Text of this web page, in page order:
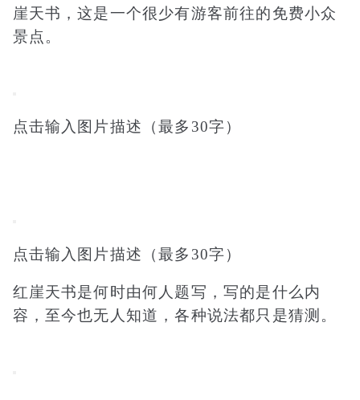
崖天书，这是一个很少有游客前往的免费小众
景点。
点击输入图片描述（最多30字）
点击输入图片描述（最多30字）
红崖天书是何时由何人题写，写的是什么内
容，至今也无人知道，各种说法都只是猜测。